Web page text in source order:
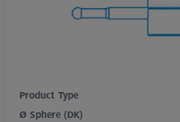
Product Type
Ø Sphere (DK)